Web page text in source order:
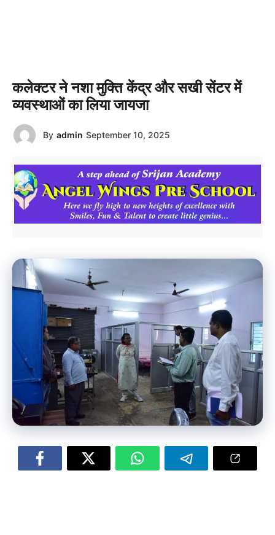
कलेक्टर ने नशा मुक्ति केंद्र और सखी सेंटर में
व्यवस्थाओं का लिया जायजा
By admin September 10, 2025